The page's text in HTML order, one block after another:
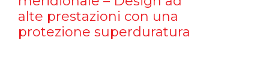
alte prestazioni con una
protezione superduratura